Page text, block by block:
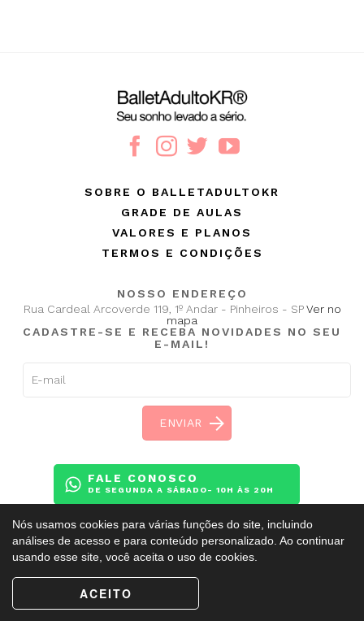
NOSSO ENDEREÇO
Rua Cardeal Arcoverde 119, 1º Andar - Pinheiros - SPVer no
mapa
CADASTRE-SE E RECEBA NOVIDADES NO SEU
E-MAIL!
FALE CONOSCO
DE SEGUNDA A SÁBADO- 10H ÀS 20H
SOBRE O BALLETADULTOKR
GRADE DE AULAS
VALORES E PLANOS
TERMOS E CONDIÇÕES
Esse site é protegido pelo reCAPTCHA e obedece a
Termos de Serviçodo Google.
Nós usamos cookies para várias funções do site, incluindo
análises de acesso e para conteúdo personalizado. Ao continuar
usando esse site, você aceita o uso de cookies.
ACEITO